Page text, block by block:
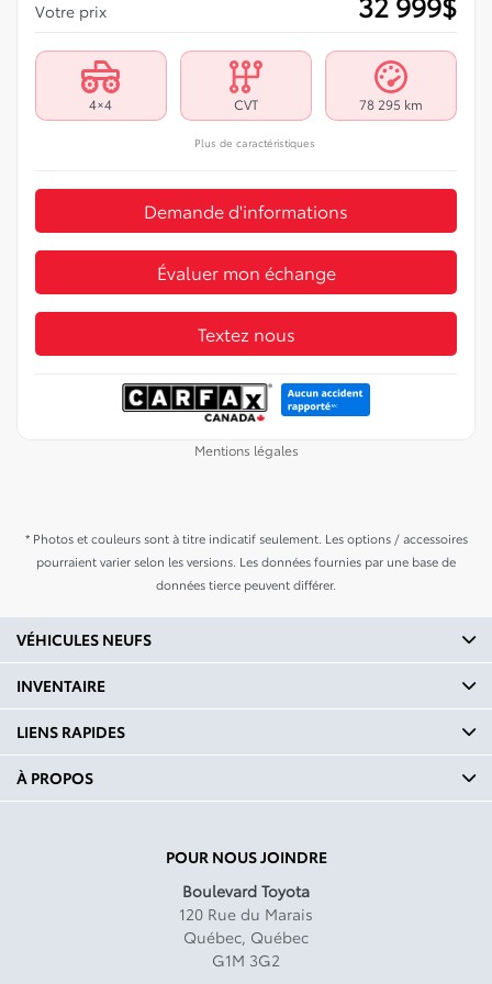
Votre prix
4×4 CVT 78 295 km
Plus de caractéristiques
Demande d'informations
Évaluer mon échange
Textez nous
Mentions légales
* Photos et couleurs sont à titre indicatif seulement. Les options / accessoires
pourraient varier selon les versions. Les données fournies par une base de
données tierce peuvent différer.
POUR NOUS JOINDRE
Boulevard Toyota
120 Rue du Marais
Québec, Québec
G1M 3G2
VÉHICULES NEUFS
INVENTAIRE
LIENS RAPIDES
À PROPOS